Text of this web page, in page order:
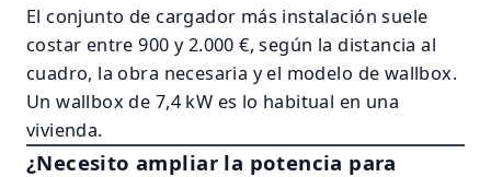
El conjunto de cargador más instalación suele
costar entre 900 y 2.000 €, según la distancia al
cuadro, la obra necesaria y el modelo de wallbox.
Un wallbox de 7,4 kW es lo habitual en una
vivienda.
¿Necesito ampliar la potencia para